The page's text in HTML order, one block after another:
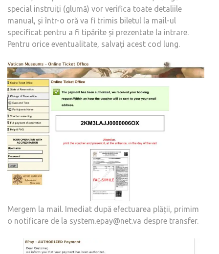
special instruiți (glumă) vor verifica toate detaliile
manual, și într-o oră va fi trimis biletul la mail-ul
specificat pentru a fi tipărite și prezentate la intrare.
Pentru orice eventualitate, salvați acest cod lung.
Mergem la mail. Imediat după efectuarea plății, primim
o notificare de la system.epay@net.va despre transfer.